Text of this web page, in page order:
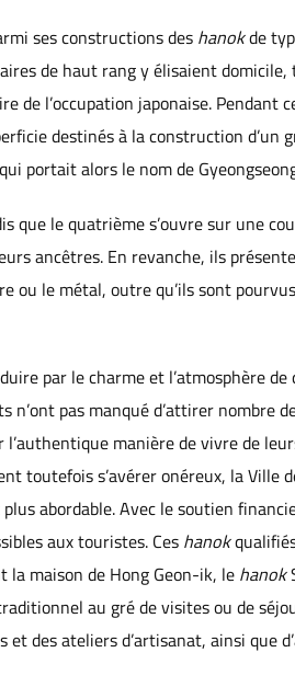
ses constructions des hanokde
de haut rang y élisaient domicile,
l’occupation japonaise. Pendant
destinés à la construction d’un
portait alors le nom de
que le quatrième s’ouvre sur une
ancêtres. En revanche, ils
ou le métal, outre qu’ils sont
par le charme et l’atmosphère de
pas manqué d’attirer nombre
manière de vivre de
toutefois s’avérer onéreux, la Ville
abordable. Avec le soutien
aux touristes. Ces hanok
maison de Hong Geon-ik, le hanok
au gré de visites ou de
des ateliers d’artisanat, ainsi que